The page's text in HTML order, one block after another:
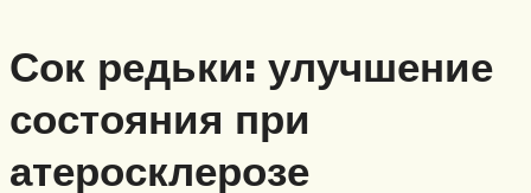
Сок редьки: улучшение
состояния при
атеросклерозе